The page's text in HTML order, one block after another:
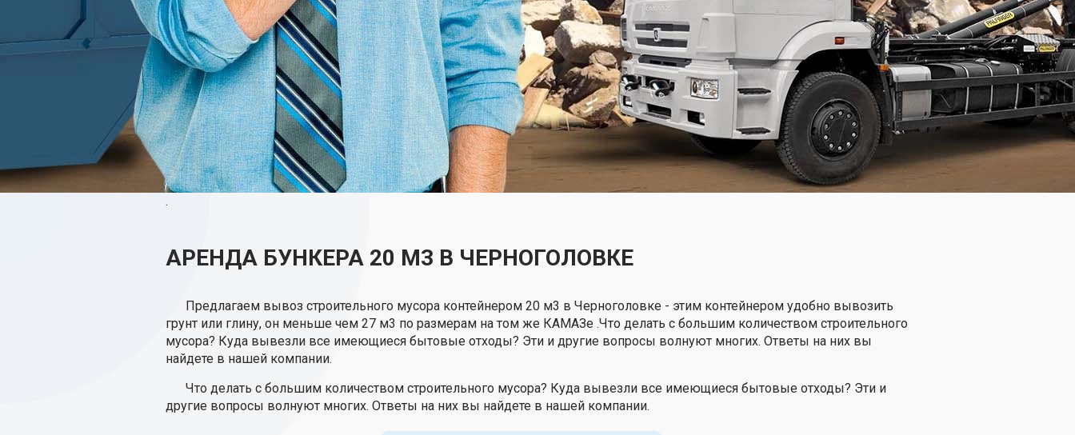
.
АРЕНДА БУНКЕРА 20 М3 В ЧЕРНОГОЛОВКЕ
Предлагаем вывоз строительного мусора контейнером 20 м3 в Черноголовке - этим контейнером удобно вывозить
грунт или глину, он меньше чем 27 м3 по размерам на том же КАМАЗе .Что делать с большим количеством строительного
мусора? Куда вывезли все имеющиеся бытовые отходы? Эти и другие вопросы волнуют многих. Ответы на них вы
найдете в нашей компании.
Что делать с большим количеством строительного мусора? Куда вывезли все имеющиеся бытовые отходы? Эти и
другие вопросы волнуют многих. Ответы на них вы найдете в нашей компании.